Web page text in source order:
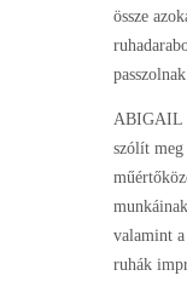
össze
passzolnak.
ABIGAIL
szólít
valamint
ruhák